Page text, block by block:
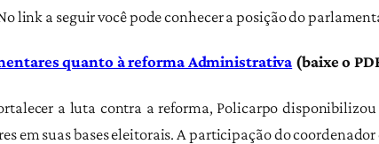
link a seguir você pode conhecer a posição do
quanto à reforma Administrativa (baixe o
a luta contra a reforma, Policarpo
em suas bases eleitorais. A participação do